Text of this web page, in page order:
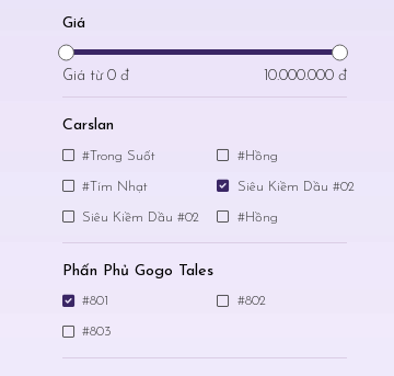
Giá
Giá từ 0 đ 10.000.000 đ
Carslan
#Trong Suốt #Hồng
#Tím Nhạt Siêu Kiềm Dầu #02
Siêu Kiềm Dầu #02 #Hồng
Phấn Phủ Gogo Tales
#801 #802
#803